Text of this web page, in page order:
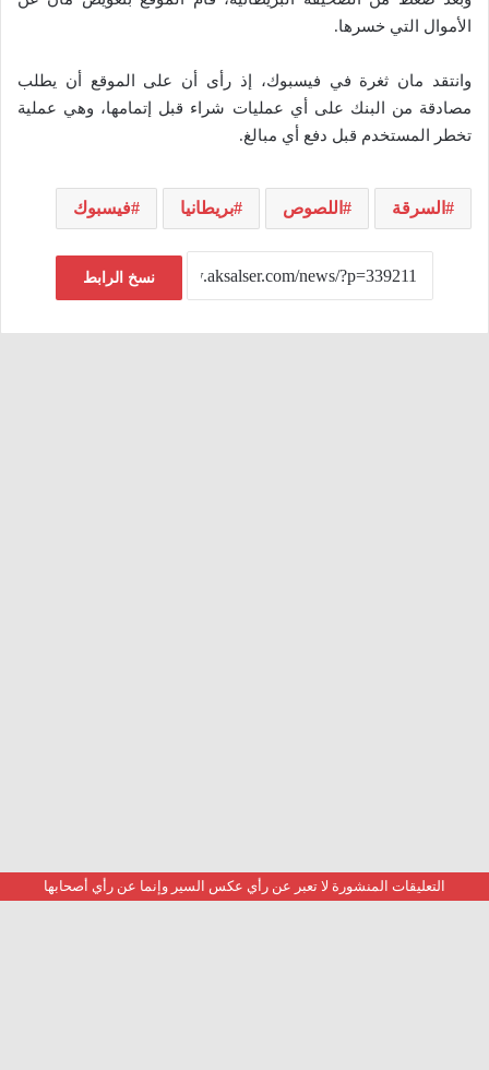
الأموال التي خسرها.
وانتقد مان ثغرة في فيسبوك، إذ رأى أن على الموقع أن يطلب
مصادقة من البنك على أي عمليات شراء قبل إتمامها، وهي عملية
تخطر المستخدم قبل دفع أي مبالغ.
السرقة اللصوص بريطانيا فيسبوك
نسخ الرابط
التعليقات المنشورة لا تعبر عن رأي عكس السير وإنما عن رأي أصحابها